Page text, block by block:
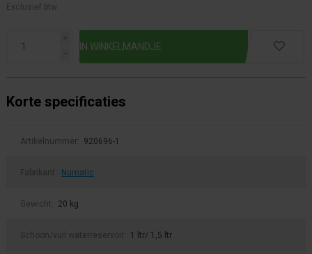
Exclusief btw.
i
h
Korte specificaties
Artikelnummer: 920696-1
Fabrikant: Numatic
Gewicht: 20 kg
Schoon/vuil waterreservoir: 1 ltr/ 1,5 ltr